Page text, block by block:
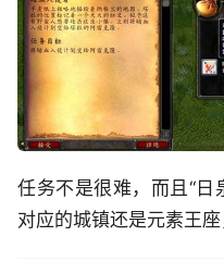
任务不是很难，而且“日
对应的城镇还是元素王座